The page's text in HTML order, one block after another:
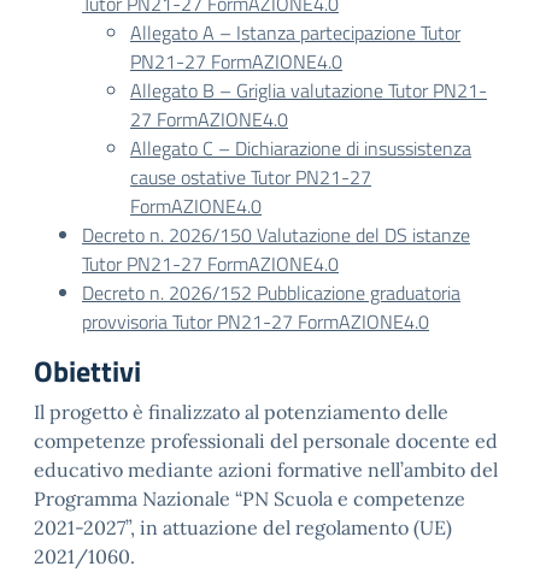
Allegato A – Istanza partecipazione Tutor
PN21-27 FormAZIONE4.0
Allegato B – Griglia valutazione Tutor PN21-
27 FormAZIONE4.0
Allegato C – Dichiarazione di insussistenza
cause ostative Tutor PN21-27
FormAZIONE4.0
Decreto n. 2026/150 Valutazione del DS istanze
Tutor PN21-27 FormAZIONE4.0
Decreto n. 2026/152 Pubblicazione graduatoria
provvisoria Tutor PN21-27 FormAZIONE4.0
Obiettivi
Il progetto è finalizzato al potenziamento delle
competenze professionali del personale docente ed
educativo mediante azioni formative nell’ambito del
Programma Nazionale “PN Scuola e competenze
2021-2027”, in attuazione del regolamento (UE)
2021/1060.